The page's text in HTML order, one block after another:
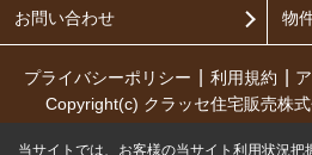
お問い合わせ 物
プライバシーポリシー 利用規約
Copyright(c) クラッセ住宅販売株
当サイトでは、お客様の当サイト利用状況把